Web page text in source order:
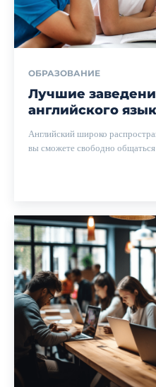
ОБРАЗОВАНИЕ
Лучшие
английского
Английский широко
вы сможете свободно